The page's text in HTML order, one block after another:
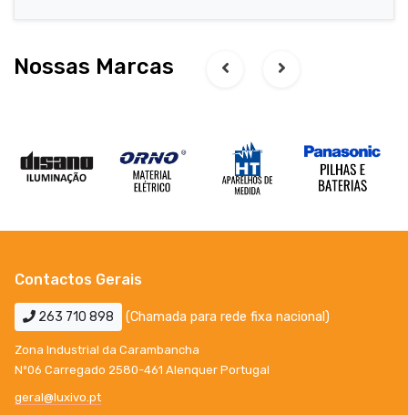
Nossas Marcas
Contactos Gerais
263 710 898 (Chamada para rede fixa nacional)
Zona Industrial da Carambancha
Nº06 Carregado 2580-461 Alenquer Portugal
geral@luxivo.pt